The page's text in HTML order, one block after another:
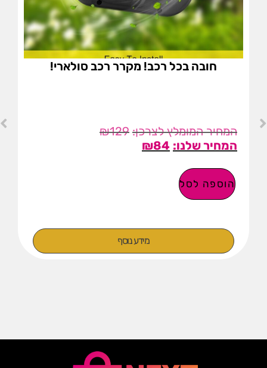
חובה בכל רכב! מקרר רכב סולארי!
₪129
₪84
הוספה לסל
מידע נוסף